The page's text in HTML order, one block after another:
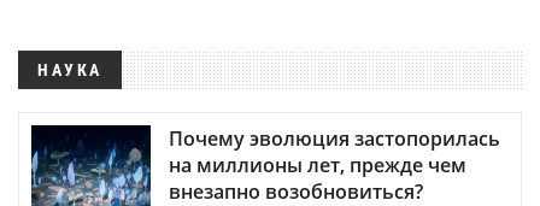
НАУКА
Почему эволюция застопорилась
на миллионы лет, прежде чем
внезапно возобновиться?